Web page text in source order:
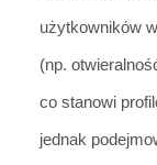
użytkowników
(np.
co stanowi
jednak